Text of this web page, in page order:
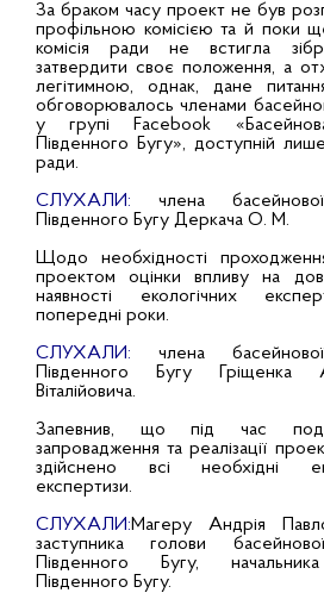
За браком часу проект не був
профільною комісією та й поки
комісія ради не встигла
затвердити своє положення, а
легітимною, однак, дане
обговорювалось членами
у групі Facebook
Південного Бугу», доступній
ради.
СЛУХАЛИ: члена
Південного Бугу Деркача О. М.
Щодо необхідності
проектом оцінки впливу на
наявності екологічних
попередні роки.
СЛУХАЛИ: члена
Південного Бугу Гріщенка
Віталійовича.
Запевнив, що під час
запровадження та реалізації
здійснено всі необхідні
експертизи.
СЛУХАЛИ:Магеру Андрія
заступника голови
Південного Бугу,
Південного Бугу.